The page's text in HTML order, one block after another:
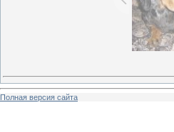
Полная версия сайта